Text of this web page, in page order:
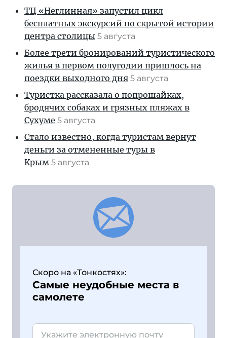
ТЦ «Неглинная» запустил цикл
бесплатных экскурсий по скрытой истории
центра столицы 5 августа
Более трети бронирований туристического
жилья в первом полугодии пришлось на
поездки выходного дня 5 августа
Туристка рассказала о попрошайках,
бродячих собаках и грязных пляжах в
Сухуме 5 августа
Стало известно, когда туристам вернут
деньги за отмененные туры в
Крым 5 августа
Скоро на «Тонкостях»:
Самые неудобные места в
самолете